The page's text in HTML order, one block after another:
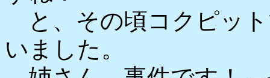
と、その頃コクピッ
いました。